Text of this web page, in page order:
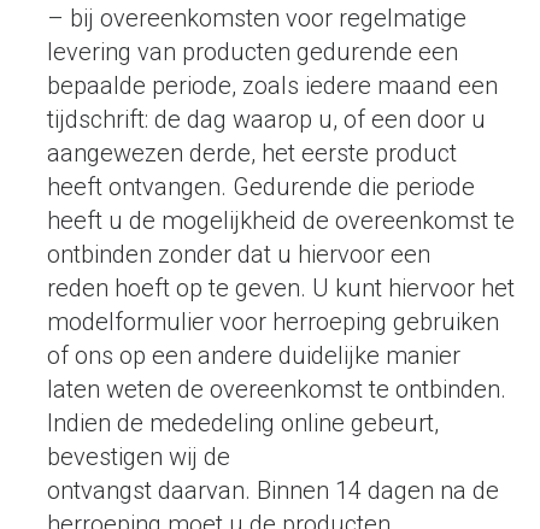
– bij overeenkomsten voor regelmatige
levering van producten gedurende een
bepaalde periode, zoals iedere maand een
tijdschrift: de dag waarop u, of een door u
aangewezen derde, het eerste product
heeft ontvangen. Gedurende die periode
heeft u de mogelijkheid de overeenkomst te
ontbinden zonder dat u hiervoor een
reden hoeft op te geven. U kunt hiervoor het
modelformulier voor herroeping gebruiken
of ons op een andere duidelijke manier
laten weten de overeenkomst te ontbinden.
Indien de mededeling online gebeurt,
bevestigen wij de
ontvangst daarvan. Binnen 14 dagen na de